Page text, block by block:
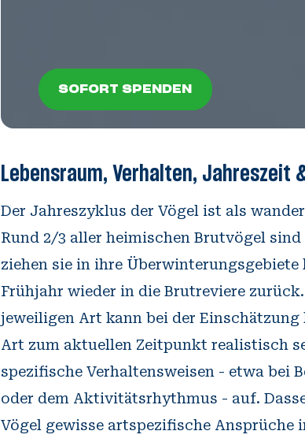
SOFORT SPENDEN
Lebensraum, Verhalten, Jahreszeit
Der Jahreszyklus der Vögel ist als
Rund 2/3 aller heimischen Brutvögel
ziehen sie in ihre
Frühjahr wieder in die Brutreviere
jeweiligen Art kann bei der
Art zum aktuellen Zeitpunkt realistisch
spezifische Verhaltensweisen - etwa bei
oder dem Aktivitätsrhythmus - auf.
Vögel gewisse artspezifische Ansprüche